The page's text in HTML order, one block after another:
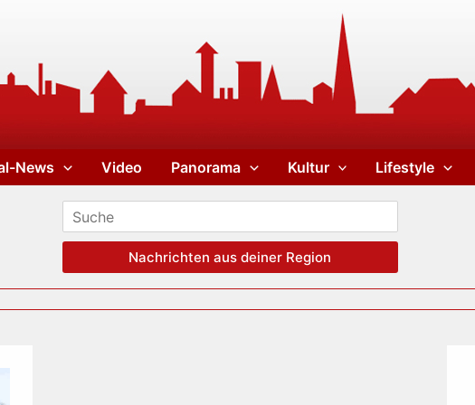
News Video Panorama Kultur Lifestyle
Nachrichten aus deiner Region